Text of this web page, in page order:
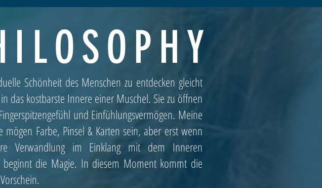
Schönheit des Menschen zu entdecken gleicht
das kostbarste Innere einer Muschel. Sie zu öffnen
und Einfühlungsvermögen. Meine
mögen Farbe, Pinsel & Karten sein, aber erst wenn
Verwandlung im Einklang mit dem Inneren
beginnt die Magie. In diesem Moment kommt die